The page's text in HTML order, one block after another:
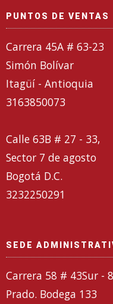
PUNTOS DE VENTAS
Carrera 45A # 63-23
Simón Bolívar
Itagüí - Antioquia
3163850073
Calle 63B # 27 - 33,
Sector 7 de agosto
Bogotá D.C.
3232250291
SEDE
Carrera 58 # 43Sur -
Prado. Bodega 133